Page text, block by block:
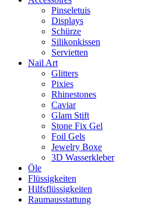
Pinseletuis
Displays
Schürze
Silikonkissen
Servietten
Nail Art
Glitters
Pixies
Rhinestones
Caviar
Glam Stift
Stone Fix Gel
Foil Gels
Jewelry Boxe
3D Wasserkleber
Öle
Flüssigkeiten
Hilfsflüssigkeiten
Raumausstattung